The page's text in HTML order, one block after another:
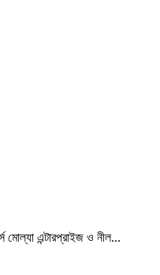
মোল্যা এন্টারপ্রাইজ ও নীল...